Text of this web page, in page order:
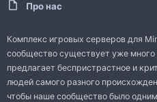
Про нас
Комплекс игровых серверов для
сообщество существует уже много
предлагает беспристрастное и
людей самого разного
чтобы наше сообщество было